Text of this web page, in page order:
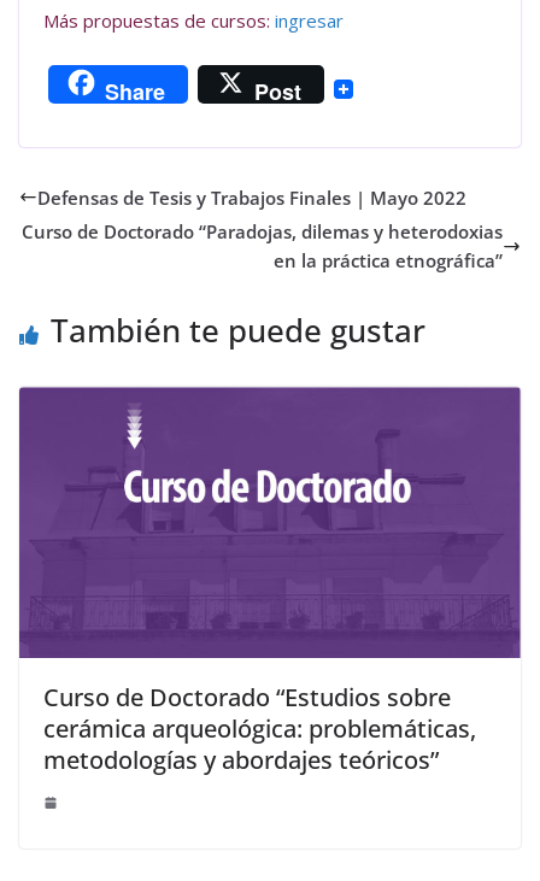
Más propuestas de cursos: ingresar
Share Post
Defensas de Tesis y Trabajos Finales | Mayo 2022
Curso de Doctorado “Paradojas, dilemas y heterodoxias
en la práctica etnográfica”
También te puede gustar
Curso de Doctorado “Estudios sobre
cerámica arqueológica: problemáticas,
metodologías y abordajes teóricos”